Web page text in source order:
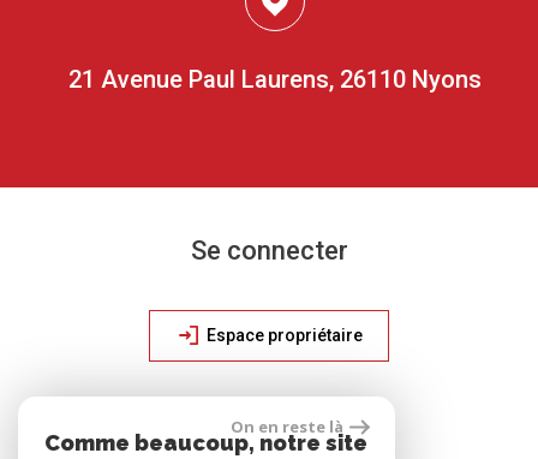
21 Avenue Paul Laurens, 26110 Nyons
Se connecter
Espace propriétaire
site réalisé par
On en reste là
Comme beaucoup, notre site